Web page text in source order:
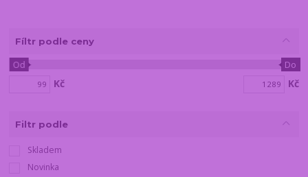
Fíltr podle ceny
Kč
Od Do
Kč
Filtr podle
Skladem
Novinka